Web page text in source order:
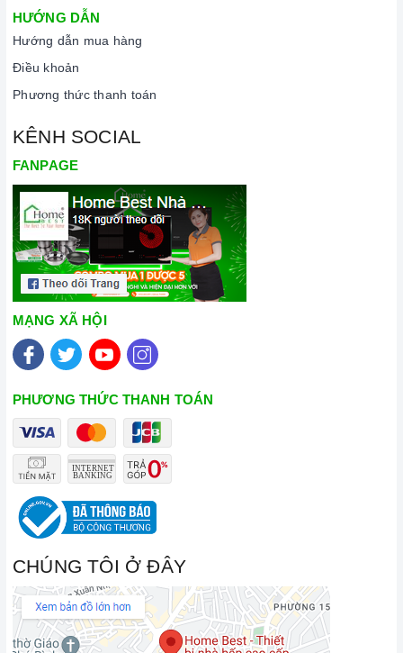
HƯỚNG DẪN
Hướng dẫn mua hàng
Điều khoản
Phương thức thanh toán
KÊNH SOCIAL
FANPAGE
MẠNG XÃ HỘI
PHƯƠNG THỨC THANH TOÁN
CHÚNG TÔI Ở ĐÂY